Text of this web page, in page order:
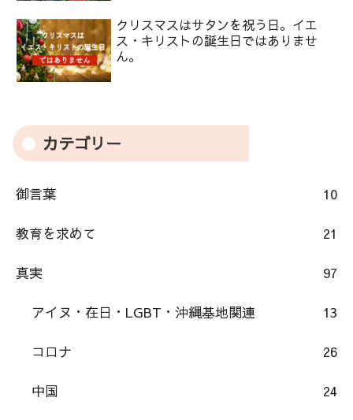
クリスマスはサタンを祝う日。イエ
ス・キリストの誕生日ではありませ
ん。
カテゴリー
御言葉 10
教育を求めて 21
真実 97
アイヌ・在日・LGBT・沖縄基地関連 13
コロナ 26
中国 24